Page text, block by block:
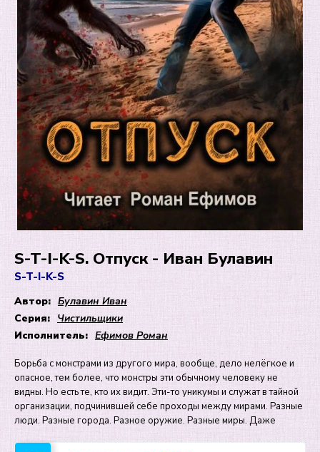
S-T-I-K-S. Отпуск - Иван Булавин
S-T-I-K-S
Автор: Булавин Иван
Серия: Чистильщики
Исполнитель: Ефимов Роман
Борьба с монстрами из другого мира, вообще, дело нелёгкое и
опасное, тем более, что монстры эти обычному человеку не
видны. Но есть те, кто их видит. Эти-то уникумы и служат в тайной
организации, подчинившей себе проходы между мирами. Разные
люди. Разные города. Разное оружие. Разные миры. Даже